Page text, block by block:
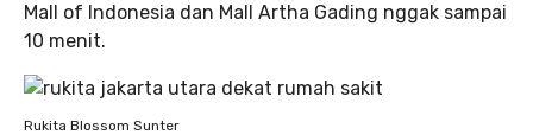
Mall of Indonesia dan Mall Artha Gading nggak sampai
10 menit.
Rukita Blossom Sunter